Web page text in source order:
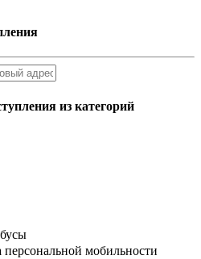
из категорий
мобильности